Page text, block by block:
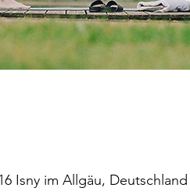
Isny im Allgäu, Deutschland